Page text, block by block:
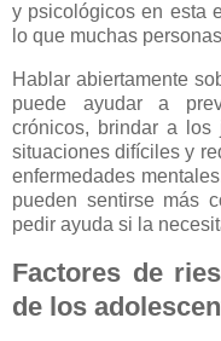
y psicológicos en esta
lo que muchas
Hablar abiertamente
puede ayudar a
crónicos, brindar a los
situaciones difíciles y
enfermedades
pueden sentirse más
pedir ayuda si la
Factores de
de los